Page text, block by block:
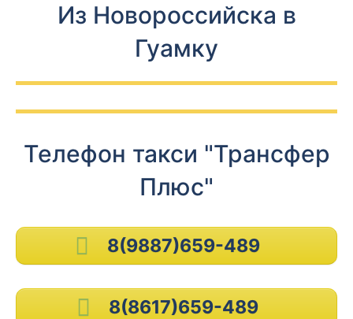
Из Новороссийска в
Гуамку
Телефон такси "Трансфер
Плюс"
8(9887)659-489
8(8617)659-489